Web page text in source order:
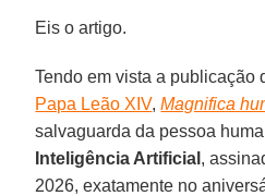
Eis o artigo.
Tendo em vista a publicação
Papa Leão XIV,Magnifica
salvaguarda da pessoa
Inteligência Artificial ,
2026, exatamente no